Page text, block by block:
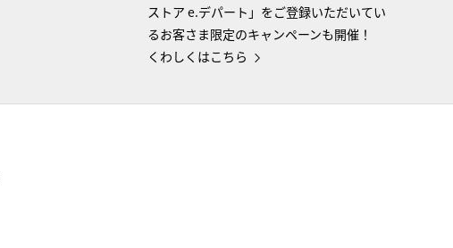
ストア e.デパート」をご登録いただいてい
るお客さま限定のキャンペーンも開催！
くわしくはこちら